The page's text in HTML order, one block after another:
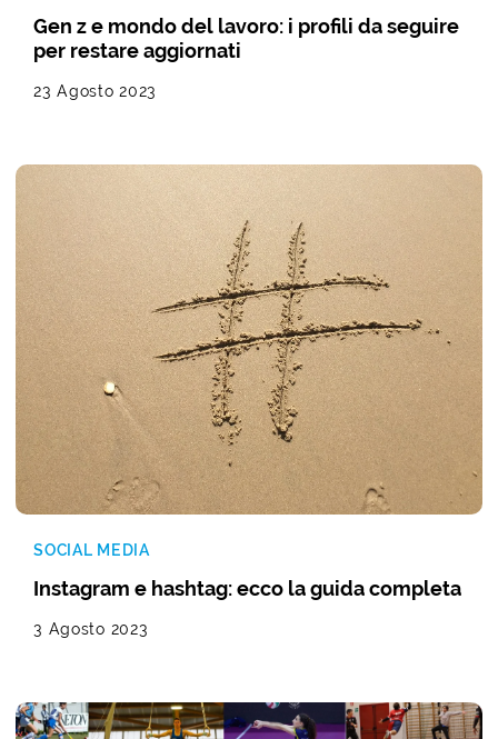
Gen z e mondo del lavoro: i profili da seguire
per restare aggiornati
23 Agosto 2023
SOCIAL MEDIA
Instagram e hashtag: ecco la guida completa
3 Agosto 2023